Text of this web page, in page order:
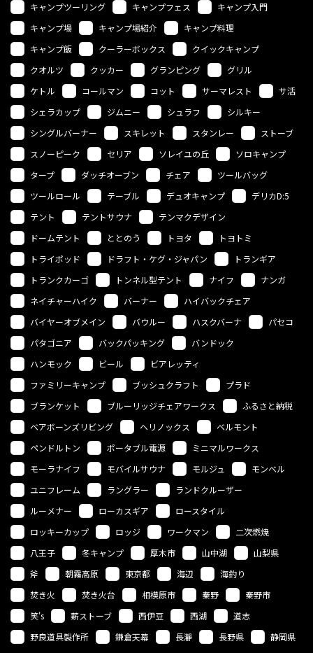
キャンプツーリング
キャンプフェス
キャンプ入門
キャンプ場
キャンプ場紹介
キャンプ料理
キャンプ飯
クーラーボックス
クイックキャンプ
クオルツ
クッカー グランピング
グリル
ケトル
コールマン コット サーマレスト
サ活
シェラカップ
ジムニー シュラフ
シルキー
シングルバーナー
スキレット スタンレー
ストーブ
スノーピーク
セリア ソレイユの丘
ソロキャンプ
タープ
ダッチオーブン チェア
ツールバッグ
ツールロール
テーブル デュオキャンプ
デリカD:5
テント
テントサウナ
テンマクデザイン
ドームテント
ととのう トヨタ
トヨトミ
トライポッド
ドラフト・ケグ・ジャパン
トランギア
トランクカーゴ
トンネル型テント ナイフ
ナンガ
ネイチャーハイク
バーナー
ハイバックチェア
バイヤーオブメイン
バウルー ハスクバーナ
パセコ
パタゴニア
バックパッキング
バンドック
ハンモック
ビール
ビアレッティ
ファミリーキャンプ
ブッシュクラフト
プラド
ブランケット
ブルーリッジチェアワークス
ふるさと納税
ベアボーンズリビング
ヘリノックス
ベルモント
ペンドルトン
ポータブル電源
ミニマルワークス
モーラナイフ
モバイルサウナ モルジュ
モンベル
ユニフレーム
ラングラー
ランドクルーザー
ルーメナー
ローカスギア
ロースタイル
ロッキーカップ
ロッジ ワークマン
二次燃焼
八王子
冬キャンプ 厚木市 山中湖
山梨県
斧
朝霧高原 東京都 海辺
海釣り
焚き火
焚き火台 相模原市 秦野
秦野市
笑's
薪ストーブ 西伊豆 西湖
道志
野良道具製作所
鎌倉天幕 長瀞 長野県 静岡県